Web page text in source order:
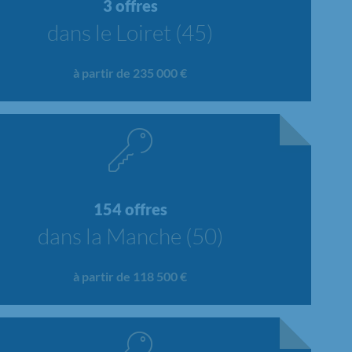
3 offres
dans le Loiret (45)
à partir de 235 000 €
154 offres
dans la Manche (50)
à partir de 118 500 €